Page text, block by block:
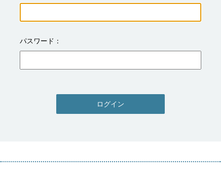
パスワード
ログイン